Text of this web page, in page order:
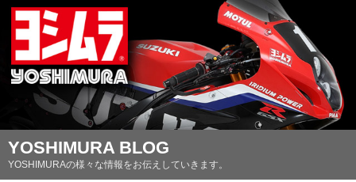
YOSHIMURA BLOG
YOSHIMURAの様々な情報をお伝えしていきます。